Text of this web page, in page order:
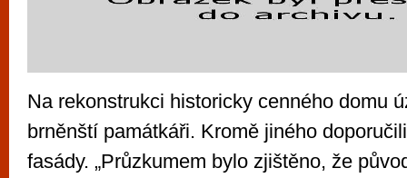
Na rekonstrukci historicky cenného domu
brněnští památkáři. Kromě jiného
fasády. „Průzkumem bylo zjištěno, že